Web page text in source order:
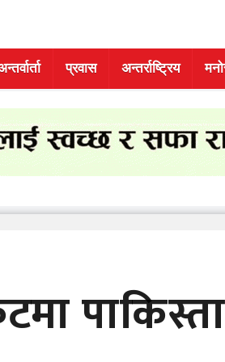
प्रवास अन्तर्राष्ट्रिय